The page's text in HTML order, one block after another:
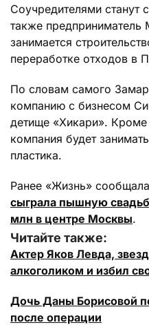
Соучредителями станут
также
занимается
переработке отходов в
По словам самого
компанию с бизнесом
детище «Хикари».
компания будет
пластика.
Ранее «Жизнь»
сыграла пышную
млн в центре Москвы.
Читайте также:
Актер Яков Левда,
алкоголиком и избил
Дочь Даны Борисовой
после операции